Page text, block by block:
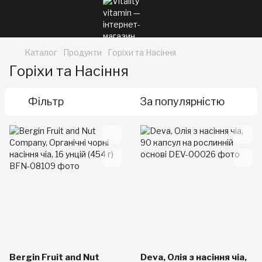
Каталог Продукти Горіхи та Насіння
Горіхи та Насіння
Фільтр За популярністю
Bergin Fruit and Nut Deva, Олія з насіння чіа,